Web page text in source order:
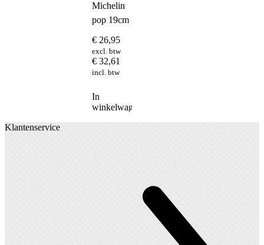
Michelin
pop 19cm
€ 26,95
excl. btw
€ 32,61
incl. btw
In
winkelwagen
Klantenservice